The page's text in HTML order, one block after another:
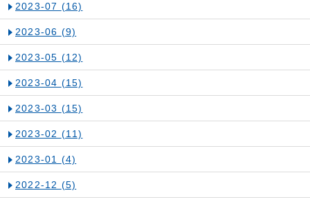
2023-07 (16)
2023-06 (9)
2023-05 (12)
2023-04 (15)
2023-03 (15)
2023-02 (11)
2023-01 (4)
2022-12 (5)